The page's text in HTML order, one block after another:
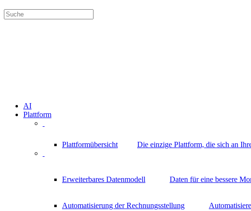
AI
Plattform
Plattformübersicht Die einzige Plattform, die sich an
Erweiterbares Datenmodell Daten für eine bessere
Automatisierung der Rechnungsstellung